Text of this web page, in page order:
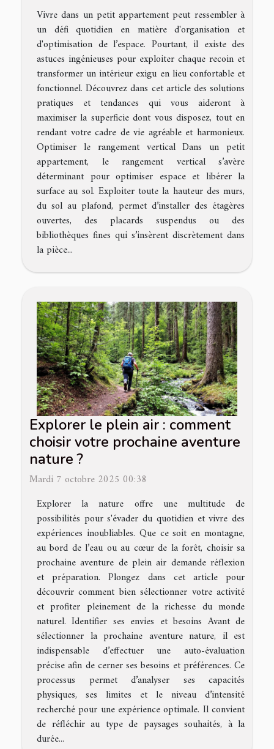
Vivre dans un petit appartement peut ressembler à
un défi quotidien en matière d'organisation et
d'optimisation de l’espace. Pourtant, il existe des
astuces ingénieuses pour exploiter chaque recoin et
transformer un intérieur exigu en lieu confortable et
fonctionnel. Découvrez dans cet article des solutions
pratiques et tendances qui vous aideront à
maximiser la superficie dont vous disposez, tout en
rendant votre cadre de vie agréable et harmonieux.
Optimiser le rangement vertical Dans un petit
appartement, le rangement vertical s’avère
déterminant pour optimiser espace et libérer la
surface au sol. Exploiter toute la hauteur des murs,
du sol au plafond, permet d’installer des étagères
ouvertes, des placards suspendus ou des
bibliothèques fines qui s’insèrent discrètement dans
la pièce...
Explorer le plein air : comment
choisir votre prochaine aventure
nature ?
Mardi 7 octobre 2025 00:38
Explorer la nature offre une multitude de
possibilités pour s'évader du quotidien et vivre des
expériences inoubliables. Que ce soit en montagne,
au bord de l’eau ou au cœur de la forêt, choisir sa
prochaine aventure de plein air demande réflexion
et préparation. Plongez dans cet article pour
découvrir comment bien sélectionner votre activité
et profiter pleinement de la richesse du monde
naturel. Identifier ses envies et besoins Avant de
sélectionner la prochaine aventure nature, il est
indispensable d’effectuer une auto-évaluation
précise afin de cerner ses besoins et préférences. Ce
processus permet d’analyser ses capacités
physiques, ses limites et le niveau d’intensité
recherché pour une expérience optimale. Il convient
de réfléchir au type de paysages souhaités, à la
durée...